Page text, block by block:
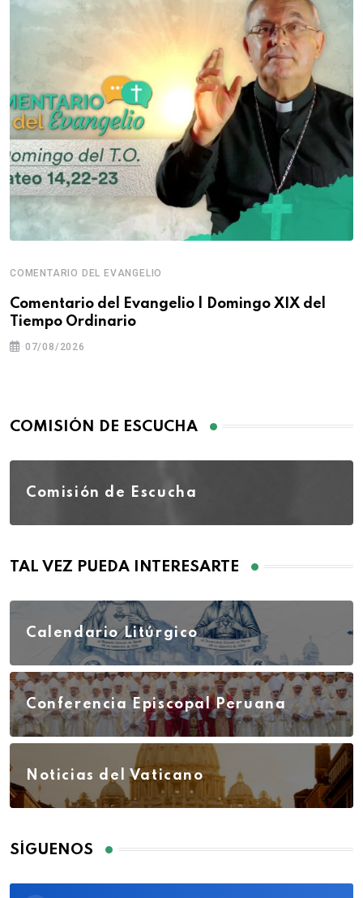
COMENTARIO DEL EVANGELIO
Comentario del Evangelio | Domingo XIX del
Tiempo Ordinario
07/08/2026
COMISIÓN DE ESCUCHA
Comisión de Escucha
TAL VEZ PUEDA INTERESARTE
Calendario Litúrgico
Conferencia Episcopal Peruana
Noticias del Vaticano
SÍGUENOS